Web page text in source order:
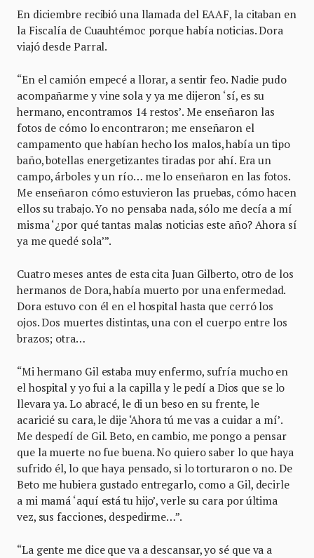
En diciembre recibió una llamada del EAAF, la citaban en
la Fiscalía de Cuauhtémoc porque había noticias. Dora
viajó desde Parral.
“En el camión empecé a llorar, a sentir feo. Nadie pudo
acompañarme y vine sola y ya me dijeron ‘sí, es su
hermano, encontramos 14 restos’. Me enseñaron las
fotos de cómo lo encontraron; me enseñaron el
campamento que habían hecho los malos, había un tipo
baño, botellas energetizantes tiradas por ahí. Era un
campo, árboles y un río… me lo enseñaron en las fotos.
Me enseñaron cómo estuvieron las pruebas, cómo hacen
ellos su trabajo. Yo no pensaba nada, sólo me decía a mí
misma ‘¿por qué tantas malas noticias este año? Ahora sí
ya me quedé sola’”.
Cuatro meses antes de esta cita Juan Gilberto, otro de los
hermanos de Dora, había muerto por una enfermedad.
Dora estuvo con él en el hospital hasta que cerró los
ojos. Dos muertes distintas, una con el cuerpo entre los
brazos; otra…
“Mi hermano Gil estaba muy enfermo, sufría mucho en
el hospital y yo fui a la capilla y le pedí a Dios que se lo
llevara ya. Lo abracé, le di un beso en su frente, le
acaricié su cara, le dije ‘Ahora tú me vas a cuidar a mí’.
Me despedí de Gil. Beto, en cambio, me pongo a pensar
que la muerte no fue buena. No quiero saber lo que haya
sufrido él, lo que haya pensado, si lo torturaron o no. De
Beto me hubiera gustado entregarlo, como a Gil, decirle
a mi mamá ‘aquí está tu hijo’, verle su cara por última
vez, sus facciones, despedirme…”.
“La gente me dice que va a descansar, yo sé que va a